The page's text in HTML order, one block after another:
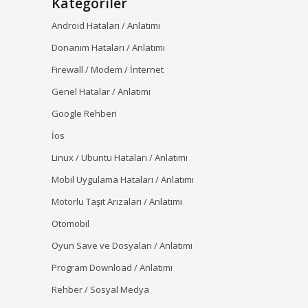
Android Hataları / Anlatımı
Donanım Hataları / Anlatımı
Firewall / Modem / İnternet
Genel Hatalar / Anlatımı
Google Rehberi
İos
Linux / Ubuntu Hataları / Anlatımı
Mobil Uygulama Hataları / Anlatımı
Motorlu Taşıt Arızaları / Anlatımı
Otomobil
Oyun Save ve Dosyaları / Anlatımı
Program Download / Anlatımı
Rehber / Sosyal Medya